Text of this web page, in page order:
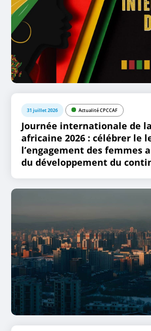
31 juillet 2026 Actualité CPCCAF
Journée internationale de
africaine 2026 : célébrer le
l’engagement des femmes
du développement du